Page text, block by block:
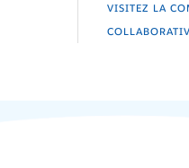
VISITEZ LA